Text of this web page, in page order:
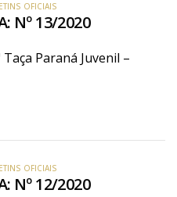
OFICIAIS
Nº 13/2020
Paraná Juvenil –
OFICIAIS
Nº 12/2020